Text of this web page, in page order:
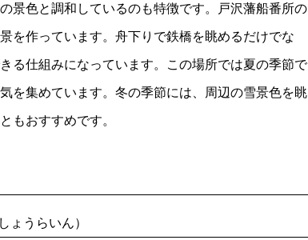
景色と調和しているのも特徴です。戸沢藩船番所の
を作っています。舟下りで鉄橋を眺めるだけでな
る仕組みになっています。この場所では夏の季節で
を集めています。冬の季節には、周辺の雪景色を眺
もおすすめです。
ょうらいん）